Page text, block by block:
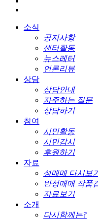
소식
공지사항
센터활동
뉴스레터
언론리뷰
상담
상담안내
자주하는 질문
상담하기
참여
시민활동
시민감시
후원하기
자료
성매매 다시보
반성매매 작품
자료보기
소개
다시함께는?